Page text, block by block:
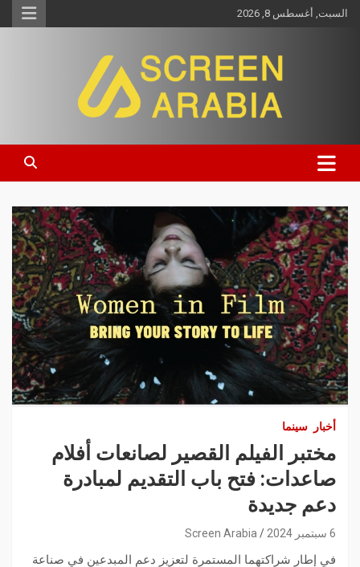
السبت, أغسطس 8, 2026
Screen Arabia
أخبار سينما
مختبر الفيلم القصير لصانعات أفلام
صاعدات: فتح باب التقديم لمبادرة
دعم جديدة
6 سبتمبر 2024 Screen Arabia
في إطار شراكتهما المستمرة لتعزيز دعم المبدعين في صناعة